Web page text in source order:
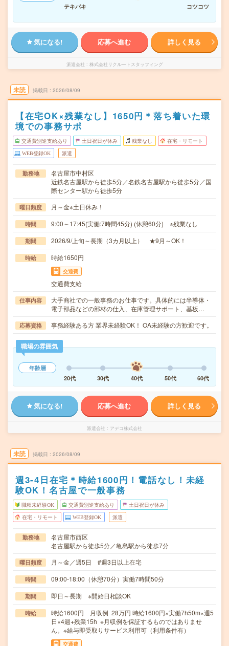
テキパキ コツコツ
気になる! 応募へ進む 詳しく見る
派遣会社 株式会社リクルートスタッフィング
未読 掲載日 2026/08/09
【在宅OK×残業なし】1650円＊落ち着いた環
境での事務サポ
交通費別途支給あり 土日祝日が休み 残業なし 在宅・リモート
WEB登録OK 派遣
勤務地
名古屋市中村区
近鉄名古屋駅から徒歩5分／名鉄名古屋駅から徒歩5分／国
際センター駅から徒歩5分
曜日頻度 月～金※土日休み！
時間 9:00～17:45(実働:7時間45分) (休憩60分) ※残業なし
期間 2026/9/上旬～長期（3カ月以上） ★9月～OK！
時給 時給1650円
交通費
交通費支給
仕事内容
大手商社での一般事務のお仕事です。具体的には半導体・
電子部品などの部材の仕入、在庫管理サポート、基板…
応募資格 事務経験ある方 業界未経験OK！ OA未経験の方歓迎です。
職場の雰囲気
年齢層
20代
30代 40代 50代 60代
気になる! 応募へ進む 詳しく見る
派遣会社 アデコ株式会社
未読 掲載日 2026/08/09
週3-4日在宅＊時給1600円！電話なし！未経
験OK！名古屋で一般事務
職種未経験OK 交通費別途支給あり 土日祝日が休み
在宅・リモート WEB登録OK 派遣
勤務地
名古屋市西区
名古屋駅から徒歩5分／亀島駅から徒歩7分
曜日頻度 月～金／週5日 #週3日以上在宅
時間 09:00-18:00（休憩70分）実働7時間50分
期間 即日～長期 ※開始日相談OK
時給
時給1600円 月収例 28万円 時給1600円×実働7h50m×週5
日×4週+残業15h ※月収例を保証するものではありませ
ん。※給与即受取りサービス利用可（利用条件有）
交通費